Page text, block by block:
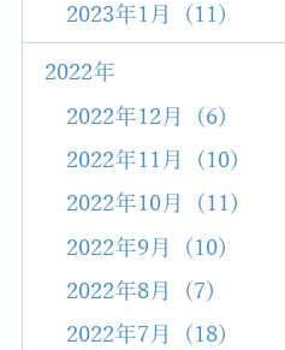
2023年1月 (11)
2022年
2022年12月 (6)
2022年11月 (10)
2022年10月 (11)
2022年9月 (10)
2022年8月 (7)
2022年7月 (18)